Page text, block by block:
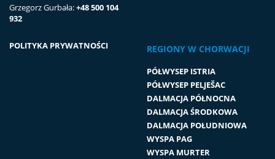
Grzegorz Gurbała:+48 500 104
932
POLITYKA PRYWATNOŚCI REGIONY W CHORWACJI
PÓŁWYSEP ISTRIA
PÓŁWYSEP PELJEŠAC
DALMACJA PÓŁNOCNA
DALMACJA ŚRODKOWA
DALMACJA POŁUDNIOWA
WYSPA PAG
WYSPA MURTER